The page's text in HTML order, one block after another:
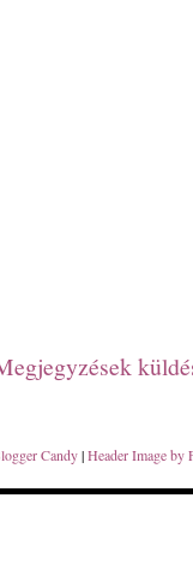
Candy|Header Image by